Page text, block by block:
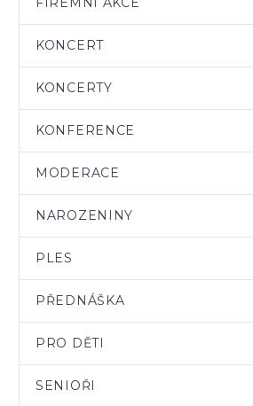
KONCERT
KONCERTY
KONFERENCE
MODERACE
NAROZENINY
PLES
PŘEDNÁŠKA
PRO DĚTI
SENIOŘI